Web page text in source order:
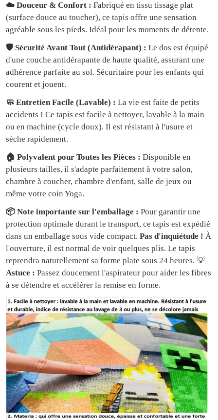
☁️ Douceur & Confort : Fabriqué en tissu tissage plat
(surface douce au toucher), ce tapis offre une sensation
agréable sous les pieds. Idéal pour les moments de détente.
🛡️ Sécurité Avant Tout (Antidérapant) : Le dos est équipé
d'une couche antidérapante de haute qualité, assurant une
adhérence parfaite au sol. Sécuritaire pour les enfants qui
courent et jouent.
🧼 Entretien Facile (Lavable) : La vie est faite de petits
accidents ! Ce tapis est facile à nettoyer, lavable à la main
ou en machine (cycle doux). Il est résistant à l'usure et
sèche rapidement.
🏠 Polyvalent pour Toutes les Pièces : Disponible en
plusieurs tailles, il s'adapte parfaitement à votre salon,
chambre à coucher, chambre d'enfant, salle de jeux ou
même votre coin Yoga.
📦 Note importante sur l'emballage : Pour garantir une
protection optimale durant le transport, ce tapis est expédié
dans un emballage sous vide compact. Pas d'inquiétude ! À
l'ouverture, il est normal de voir quelques plis. Le tapis
reprendra naturellement sa forme plate sous 24 heures. 💡
Astuce : Passez doucement l'aspirateur pour aider les fibres
à se détendre et accélérer la remise en forme.